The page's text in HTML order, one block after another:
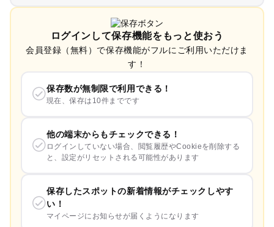
ログインして保存機能をもっと使おう
会員登録（無料）で保存機能がフルにご利用いただけま
す！
保存数が無制限で利用できる！
現在、保存は10件までです
他の端末からもチェックできる！
ログインしていない場合、閲覧履歴やCookieを削除する
と、設定がリセットされる可能性があります
保存したスポットの新着情報がチェックしやす
い！
マイページにお知らせが届くようになります